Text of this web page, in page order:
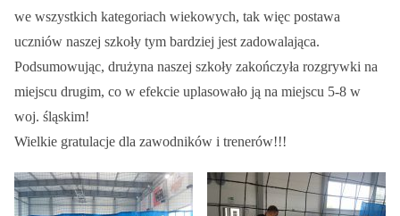
we wszystkich kategoriach wiekowych, tak więc postawa
uczniów naszej szkoły tym bardziej jest zadowalająca.
Podsumowując, drużyna naszej szkoły zakończyła rozgrywki na
miejscu drugim, co w efekcie uplasowało ją na miejscu 5-8 w
woj. śląskim!
Wielkie gratulacje dla zawodników i trenerów!!!